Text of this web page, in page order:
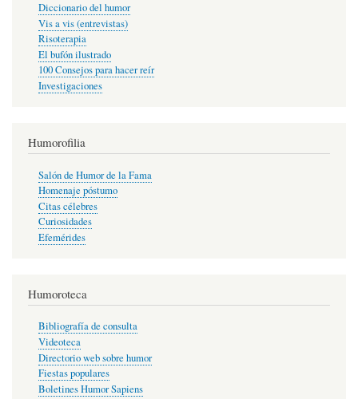
Diccionario del humor
Vis a vis (entrevistas)
Risoterapia
El bufón ilustrado
100 Consejos para hacer reír
Investigaciones
Humorofilia
Salón de Humor de la Fama
Homenaje póstumo
Citas célebres
Curiosidades
Efemérides
Humoroteca
Bibliografía de consulta
Videoteca
Directorio web sobre humor
Fiestas populares
Boletines Humor Sapiens